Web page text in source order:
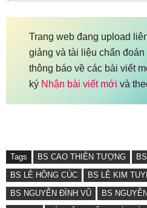
Trang web đang upload
giảng và tài liệu chẩn
thông báo về các bài viết
ký Nhận bài viết mới và
Tags BS CAO THIÊN TƯỢNG
BS LÊ HỒNG CÚC
BS LÊ KIM
BS NGUYỄN ĐÌNH VŨ
BS